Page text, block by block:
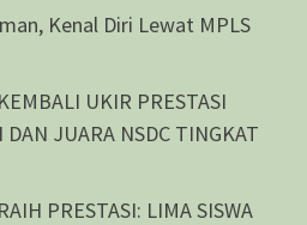
Kenal Diri Lewat MPLS
UKIR PRESTASI
JUARA NSDC TINGKAT
PRESTASI: LIMA SISWA